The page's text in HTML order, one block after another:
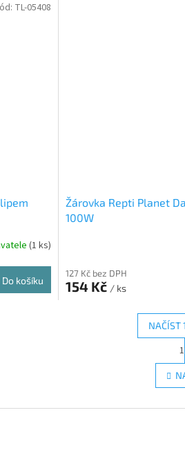
(1 ks)
Do košíku
TL-05408
Žárovka Repti Planet
100W
127 Kč bez DPH
154 Kč / ks
NAČÍST
1